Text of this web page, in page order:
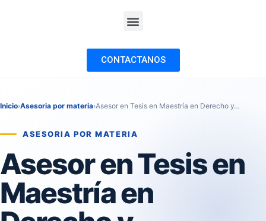
CONTACTANOS
Inicio›Asesoria por materia›Asesor en Tesis en Maestría en Derecho y…
ASESORIA POR MATERIA
Asesor en Tesis en
Maestría en